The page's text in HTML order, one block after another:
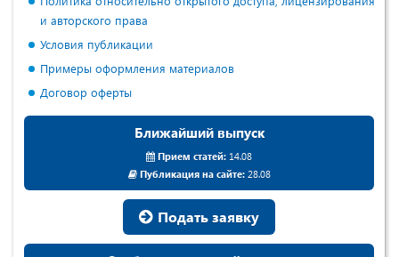
и авторского права
Условия публикации
Примеры оформления материалов
Договор оферты
Ближайший выпуск
Прием статей: 14.08
Публикация на сайте:28.08
Подать заявку